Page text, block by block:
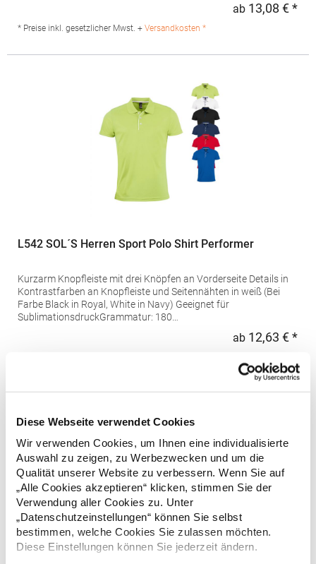
Diese Webseite verwendet Cookies
Wir verwenden Cookies, um Ihnen eine individualisierte
Auswahl zu zeigen, zu Werbezwecken und um die
Qualität unserer Website zu verbessern. Wenn Sie auf
„Alle Cookies akzeptieren“ klicken, stimmen Sie der
Verwendung aller Cookies zu. Unter
„Datenschutzeinstellungen“ können Sie selbst
bestimmen, welche Cookies Sie zulassen möchten.
Diese Einstellungen können Sie jederzeit ändern.
hervorragende VeredelungGrammatur: 215 g/m² (White: 210
g/m²) Materialzusammensetzung: 65% Polyester / 35%
ab 13,08 € *
* Preise inkl. gesetzlicher Mwst. + Versandkosten *
L542 SOL´S Herren Sport Polo Shirt Performer
Kurzarm Knopfleiste mit drei Knöpfen an Vorderseite Details in
Kontrastfarben an Knopfleiste und Seitennähten in weiß (Bei
Farbe Black in Royal, White in Navy) Geeignet für
SublimationsdruckGrammatur: 180
ab 12,63 € *